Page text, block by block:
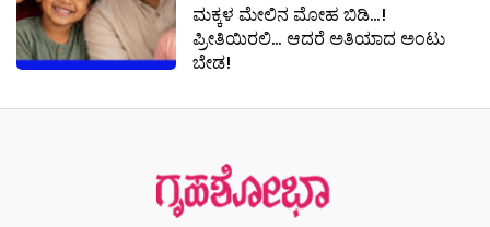
ಮಕ್ಕಳ ಮೇಲಿನ ಮೋಹ ಬಿಡಿ…!
ಪ್ರೀತಿಯಿರಲಿ… ಆದರೆ ಅತಿಯಾದ ಅಂಟು
ಬೇಡ!